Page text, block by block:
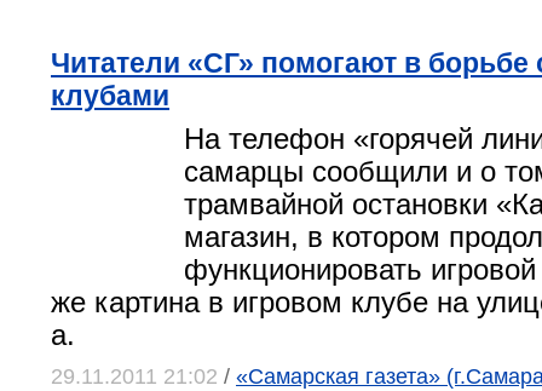
Читатели «СГ» помогают в
клубами
На телефон «горячей
самарцы сообщили и о
трамвайной остановки
магазин, в котором
функционировать
же картина в игровом клубе на
а.
29.11.2011 21:02 / «Самарская газета»